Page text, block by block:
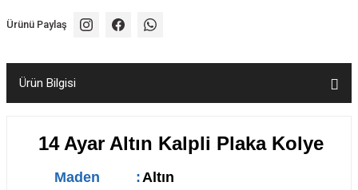
Ürünü Paylaş
Ürün Bilgisi
14 Ayar Altın Kalpli Plaka Kolye
Maden :Altın